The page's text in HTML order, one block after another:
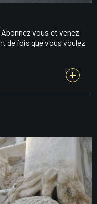
vous et venez
de fois que vous voulez